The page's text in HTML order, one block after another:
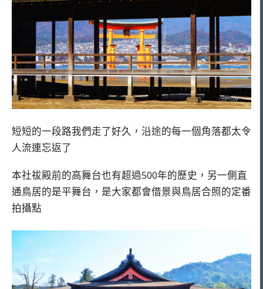
短短的一段路我們走了好久，沿途的每一個角落都太令
人流連忘返了
本社祓殿前的高舞台也有超過500年的歷史，另一側直
通鳥居的是平舞台，是大家都會借景與鳥居合照的定番
拍攝點